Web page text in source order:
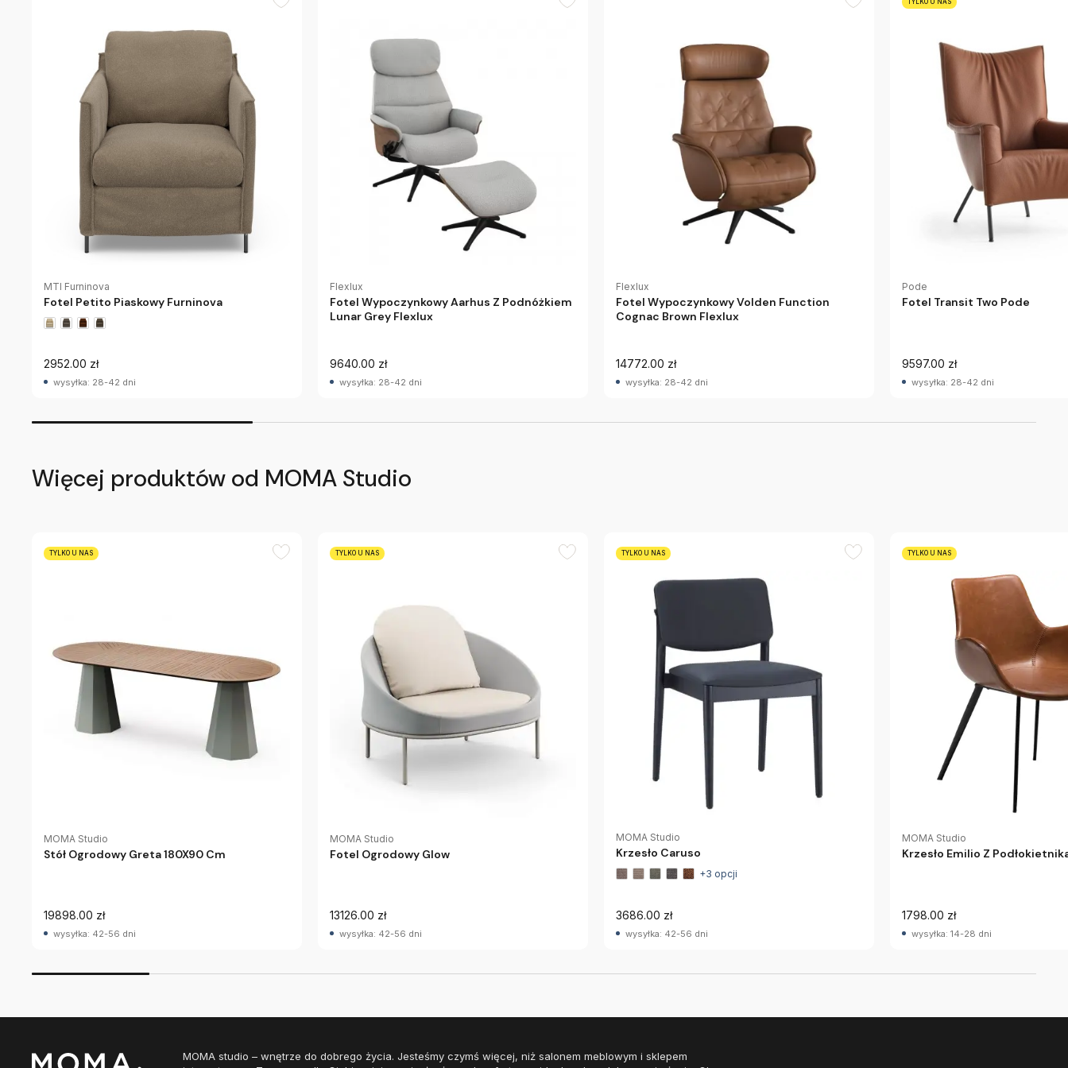
MTI Furninova
Fotel Petito Piaskowy Furninova
2952.00 zł
wysyłka: 28-42 dni
Flexlux
Fotel Wypoczynkowy Aarhus Z Podnóżkiem
Lunar Grey Flexlux
9640.00 zł
wysyłka: 28-42 dni
Flexlux
Fotel Wypoczynkowy Volden Function
Cognac Brown Flexlux
14772.00 zł
wysyłka: 28-42 dni
TYLKO U NAS
Pode
Fotel Transit Two Pode
9597.00 zł
wysyłka: 28-42 dni
Więcej produktów od MOMA Studio
TYLKO U NAS
MOMA Studio
Stół Ogrodowy Greta 180X90 Cm
19898.00 zł
wysyłka: 42-56 dni
TYLKO U NAS
MOMA Studio
Fotel Ogrodowy Glow
13126.00 zł
wysyłka: 42-56 dni
TYLKO U NAS
MOMA Studio
Krzesło Caruso
+3 opcji
3686.00 zł
wysyłka: 42-56 dni
TYLKO U NAS
MOMA Studio
Krzesło Emilio Z
1798.00 zł
wysyłka: 14-28 dni
MOMA studio – wnętrze do dobrego życia. Jesteśmy czymś więcej, niż salonem meblowym i sklepem